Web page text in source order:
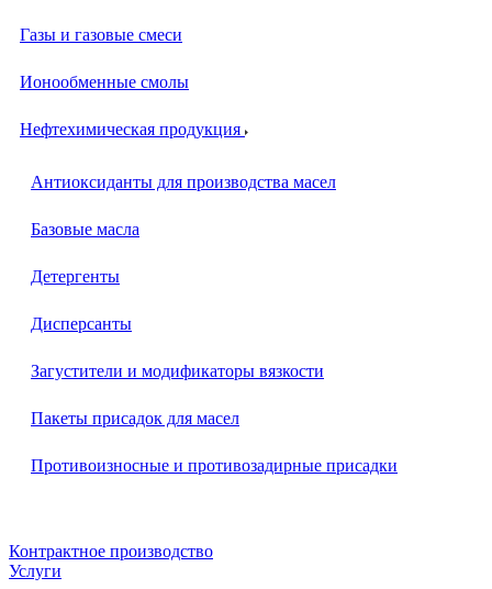
Газы и газовые смеси
Ионообменные смолы
Нефтехимическая продукция
Антиоксиданты для производства масел
Базовые масла
Детергенты
Дисперсанты
Загустители и модификаторы вязкости
Пакеты присадок для масел
Противоизносные и противозадирные присадки
Контрактное производство
Услуги